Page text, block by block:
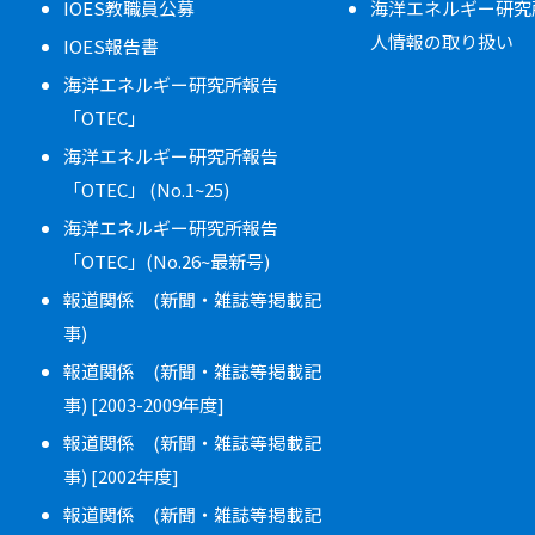
IOES教職員公募
IOES報告書
海洋エネルギー研究所報告
「OTEC」
海洋エネルギー研究所報告
「OTEC」 (No.1~25)
海洋エネルギー研究所報告
「OTEC」(No.26~最新号)
報道関係 (新聞・雑誌等掲載記
事)
報道関係 (新聞・雑誌等掲載記
事) [2003-2009年度]
報道関係 (新聞・雑誌等掲載記
事) [2002年度]
報道関係 (新聞・雑誌等掲載記
海洋エネルギー研
人情報の取り扱い